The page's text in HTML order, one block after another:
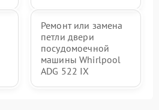
Ремонт или замена
петли двери
посудомоечной
машины Whirlpool
ADG 522 IX